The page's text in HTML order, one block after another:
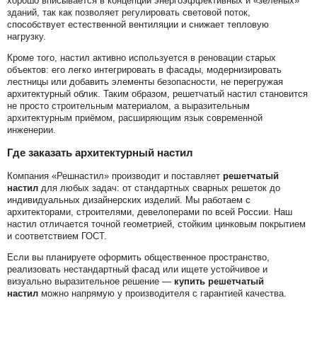
зданий, так как позволяет регулировать световой поток,
способствует естественной вентиляции и снижает тепловую
нагрузку.
Кроме того, настил активно используется в реновации старых
объектов: его легко интегрировать в фасады, модернизировать
лестницы или добавить элементы безопасности, не перегружая
архитектурный облик. Таким образом, решетчатый настил становится
не просто строительным материалом, а выразительным
архитектурным приёмом, расширяющим язык современной
инженерии.
Где заказать архитектурный настил
Компания «Решнастил» производит и поставляет решетчатый
настил для любых задач: от стандартных сварных решеток до
индивидуальных дизайнерских изделий. Мы работаем с
архитекторами, строителями, девелоперами по всей России. Наш
настил отличается точной геометрией, стойким цинковым покрытием
и соответствием ГОСТ.
Если вы планируете оформить общественное пространство,
реализовать нестандартный фасад или ищете устойчивое и
визуально выразительное решение — купить решетчатый
настил можно напрямую у производителя с гарантией качества.